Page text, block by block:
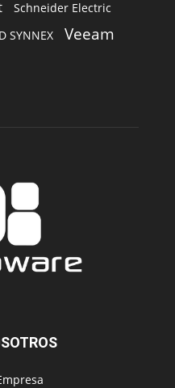
Schneider Electric
SYNNEX Veeam